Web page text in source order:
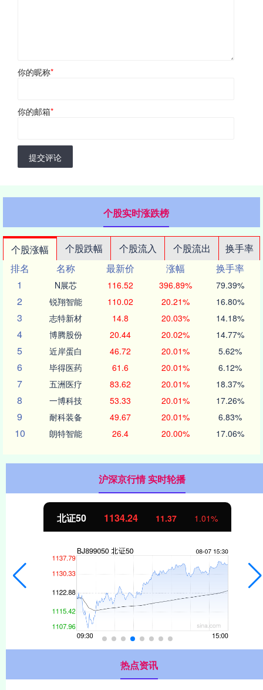
你的昵称*
你的邮箱*
提交评论
个股实时涨跌榜
个股涨幅 个股跌幅 个股流入 个股流出
换手率
排名
名称 最新价 涨幅
换手率
1
N展芯 116.52 396.89% 79.39%
2 锐翔智能 110.02 20.21% 16.80%
3 志特新材 14.8 20.03% 14.18%
4 博腾股份 20.44 20.02% 14.77%
5 近岸蛋白 46.72 20.01% 5.62%
6 毕得医药 61.6 20.01% 6.12%
7 五洲医疗 83.62 20.01% 18.37%
8 一博科技 53.33 20.01% 17.26%
9 耐科装备 49.67 20.01% 6.83%
10 朗特智能 26.4 20.00% 17.06%
沪深京行情 实时轮播
北证50 1134.24 11.37 1.01%
热点资讯